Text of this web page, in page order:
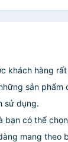
khách hàng
sản
sử dụng.
có thể
mang theo